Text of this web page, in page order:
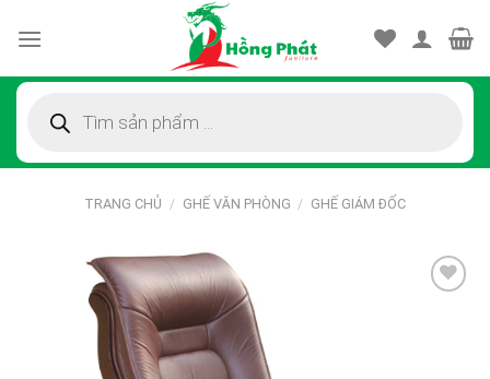
kiếm
TRANG CHỦ / GHẾ VĂN PHÒNG / GHẾ GIÁM ĐỐC
Thêm